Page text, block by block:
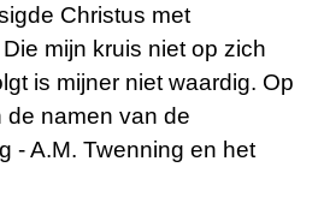
Christus met
mijn kruis niet op zich
is mijner niet waardig. Op
de namen van de
- A.M. Twenning en het